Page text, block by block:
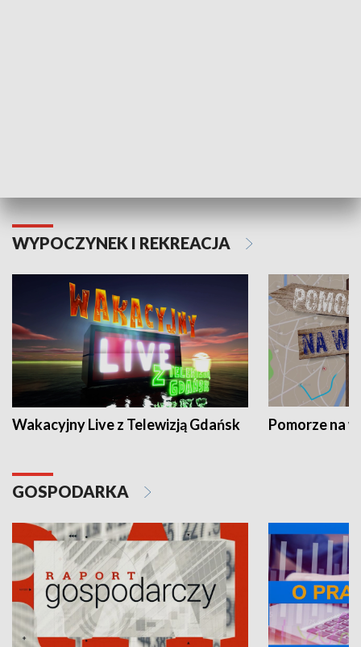
WYPOCZYNEK I REKREACJA
Wakacyjny Live z Telewizją Gdańsk Pomorze na
GOSPODARKA